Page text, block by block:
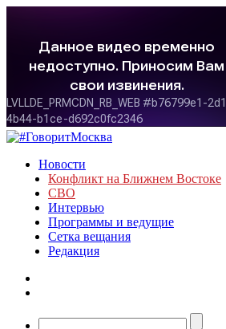
Новости
Конфликт на Ближнем Востоке
СВО
Интервью
Программы и ведущие
Сетка вещания
Редакция